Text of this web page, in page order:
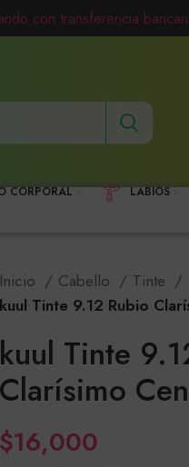
CORPORAL LABIOS
Inicio Cabello
Tinte
kuul Tinte 9.12 Rubio
kuul Tinte
Clarísimo
$16,000
con transferencia